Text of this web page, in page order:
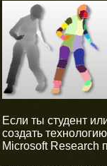
Если ты студент
создать
Microsoft Research